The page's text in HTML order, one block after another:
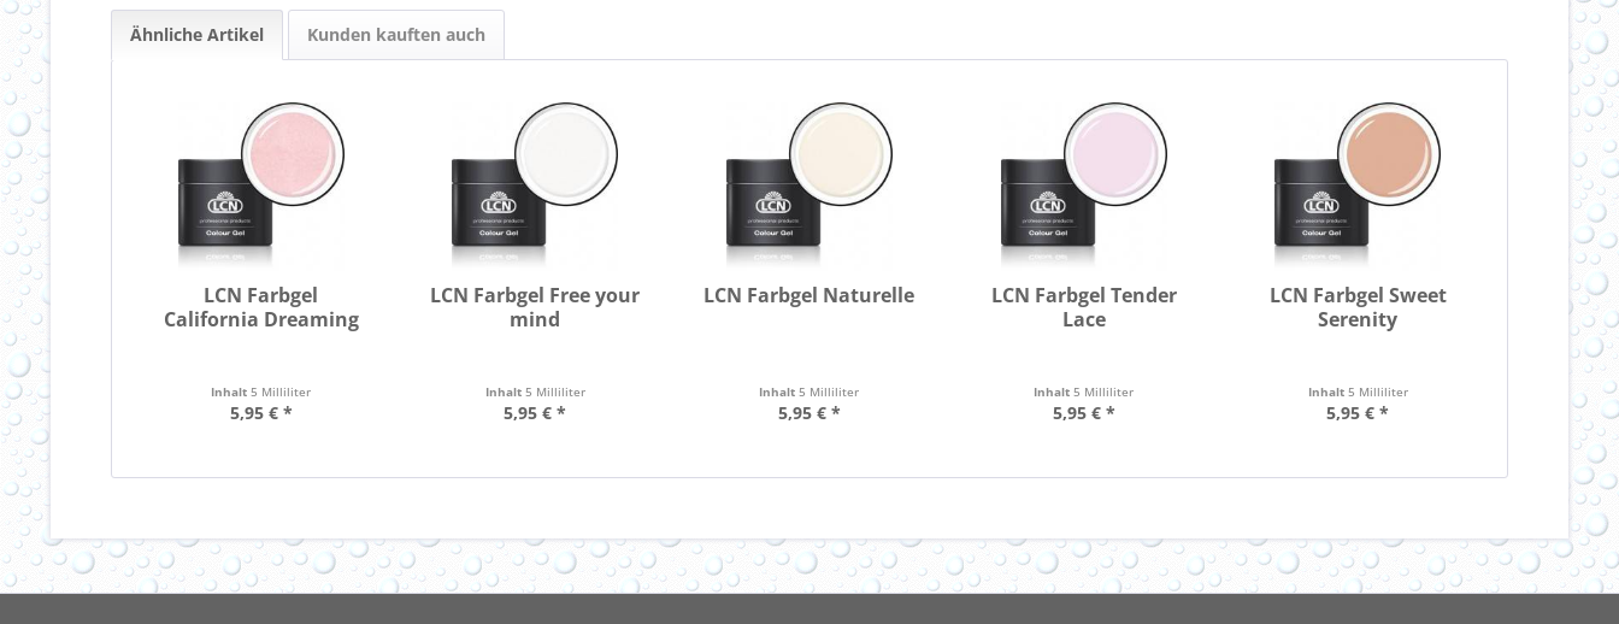
Ähnliche Artikel Kunden kauften auch
LCN Farbgel
California Dreaming
Inhalt5 Milliliter
5,95 € *
LCN Farbgel Free your
mind
Inhalt 5 Milliliter
5,95 € *
LCN Farbgel Naturelle
Inhalt5 Milliliter
5,95 € *
LCN Farbgel Tender
Lace
Inhalt5 Milliliter
5,95 € *
LCN Farbgel Sweet
Serenity
Inhalt 5 Milliliter
5,95 € *